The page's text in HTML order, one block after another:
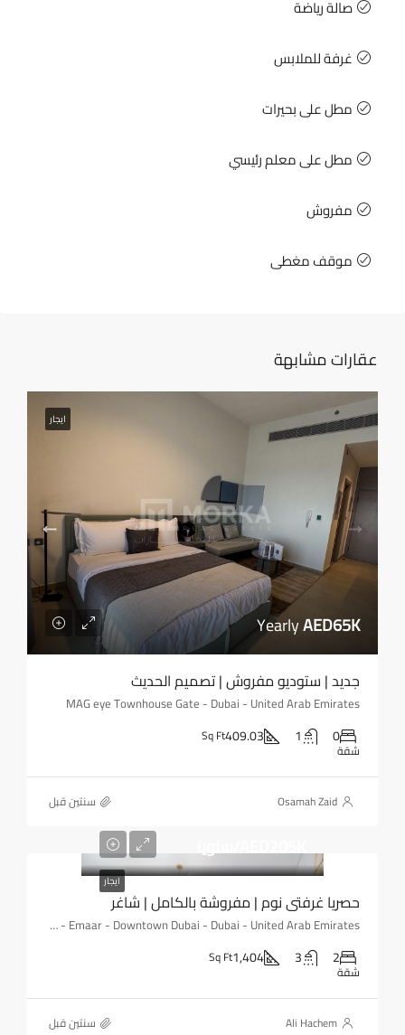
صالة رياضة
غرفة للملابس
مطل على بحيرات
مطل على معلم رئيسي
مفروش
موقف مغطى
عقارات مشابهة
ايجار
YearlyAED65K
جديد | ستوديو مفروش | تصميم الحديث
MAG eye Townhouse Gate - Dubai - United Arab Emirates
0
1
409.03
Sq Ft
شقة
Osamah Zaid ‏سنتين قبل
ايجار
AED205K/سنويا
حصريا غرفتي نوم | مفروشة بالكامل | شاغر
BLVD Heights - Downtown - Emaar - Downtown Dubai - Dubai - United Arab Emirates
2
3
1,404
Sq Ft
شقة
Ali Hachem ‏سنتين قبل